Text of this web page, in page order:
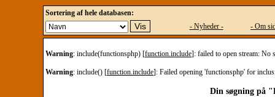
Sortering af hele databasen:
- Nyheder -
- Om
Warning: include(functionsphp) [function.include]: failed to open stream:
Warning: include() [function.include]: Failed opening 'functionsphp' for
Din søgning på